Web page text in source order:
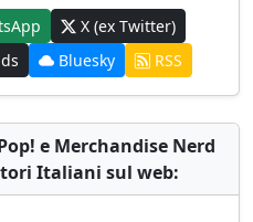
X (ex Twitter)
Bluesky RSS
e Merchandise Nerd
Italiani sul web: